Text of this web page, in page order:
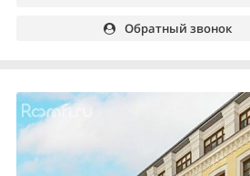
Обратный звонок